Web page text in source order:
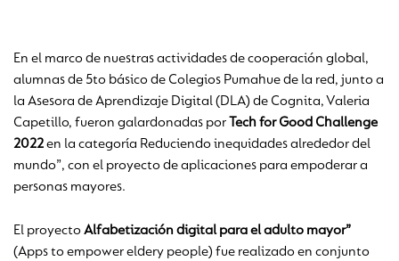
En el marco de nuestras actividades de cooperación global,
alumnas de 5to básico de Colegios Pumahue de la red, junto a
la Asesora de Aprendizaje Digital (DLA) de Cognita, Valeria
Capetillo, fueron galardonadas por
Tech for Good Challenge
2022en la categoría Reduciendo inequidades alrededor del
mundo”, con el proyecto de aplicaciones para empoderar a
personas mayores.
El proyectoAlfabetización digital para el adulto mayor”
(Apps to empower eldery people) fue realizado en conjunto